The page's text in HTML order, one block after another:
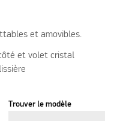
et amovibles.
et volet cristal
Trouver le modèle